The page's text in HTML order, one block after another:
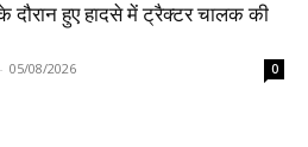
हुए हादसे में ट्रैक्टर चालक की
- 05/08/2026 0